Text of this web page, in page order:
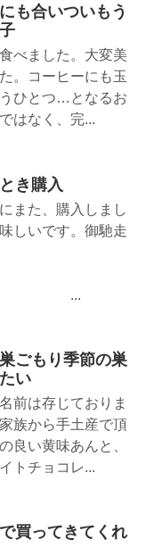
も合いついもう
べました。大変美
。コーヒーにも玉
ひとつ…となるお
はなく、完...
き購入
また、購入しまし
しいです。御馳走
ごもり季節の巣
い
前は存じておりま
族から手土産で頂
良い黄味あんと、
トチョコレ...
買ってきてくれ